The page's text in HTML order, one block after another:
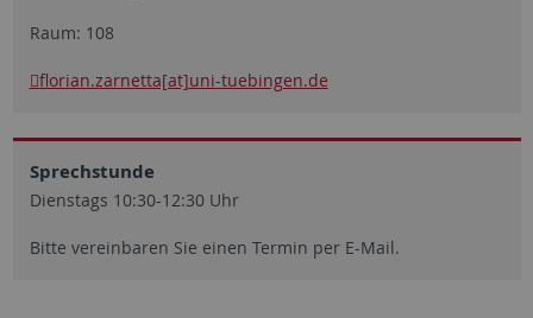
Raum: 108
florian.zarnetta[at]uni-tuebingen.de
Sprechstunde
Dienstags 10:30-12:30 Uhr
Bitte vereinbaren Sie einen Termin per E-Mail.